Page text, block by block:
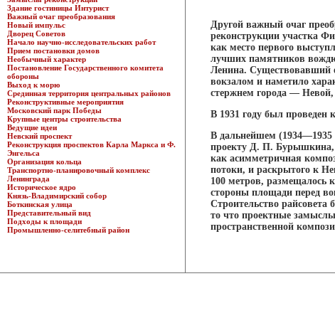
Здание гостиницы Интурист
Важный очаг преобразования
Новый импульс
Дворец Советов
Начало научно-исследовательских работ
Прием постановки домов
Необычный характер
Постановление Государственного комитета
обороны
Выход к морю
Срединная территория центральных районов
Реконструктивные мероприятия
Московский парк Победы
Крупные центры строительства
Ведущие идеи
Невский проспект
Реконструкция проспектов Карла Маркса и Ф.
Энгельса
Организация кольца
Транспортно-планировочный комплекс
Ленинграда
Историческое ядро
Князь-Владимирский собор
Боткинская улица
Представительный вид
Подходы к площади
Промышленно-селитебный район
Другой важный очаг
реконструкции участка
как место первого
лучших памятников
Ленина. Существовавший
вокзалом и наметило
стержнем города — Невой,
В 1931 году был проведен
В дальнейшем (1934—1935
проекту Д. П. Бурышкина,
как асимметричная
потоки, и раскрытого к
100 метров, размещалось
стороны площади перед
Строительство
то что проектные
пространственной